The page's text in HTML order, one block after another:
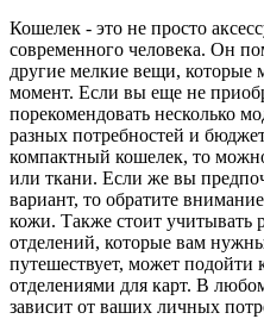
Кошелек - это не просто
современного человека. Он
другие мелкие вещи, которые
момент. Если вы еще не
порекомендовать несколько
разных потребностей и
компактный кошелек, то
или ткани. Если же вы
вариант, то обратите
кожи. Также стоит учитывать
отделений, которые вам
путешествует, может подойти
отделениями для карт. В
зависит от ваших личных